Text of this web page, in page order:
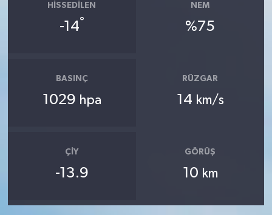
HISSEDILEN
-14°
NEM
%75
BASINÇ
1029 hpa
RÜZGAR
14 km/s
ÇIY
-13.9
GÖRÜŞ
10 km